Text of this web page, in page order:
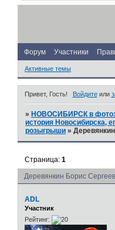
Форум Участники
Активные темы
Привет, Гость! Войдитеили
» НОВОСИБИРСК в
история Новосибирска,
розыгрыши »
Деревянкин Борис
Страница:1
ADL
Участник
Рейтинг: